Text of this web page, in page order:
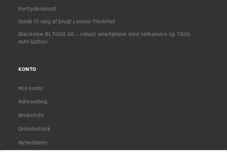
Fortrydelsesret
Guide til valg af brugt Lenovo ThinkPad
Blackview BL7000 5G – robust smartphone med natkamera og 7500
mAh batteri
KONTO
Min konto
Adressebog
Ønskeliste
Ordrehistorik
Nyhedsbrev